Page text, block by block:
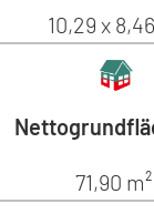
10,29 x
71,90 m²